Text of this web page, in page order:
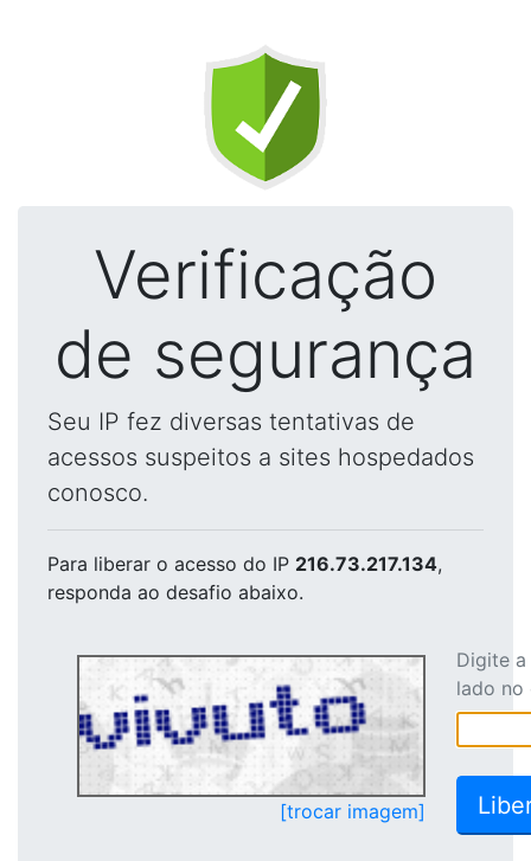
Verificação
de segurança
Seu IP fez diversas tentativas de
acessos suspeitos a sites hospedados
conosco.
Para liberar o acesso do IP 216.73.217.134,
responda ao desafio abaixo.
[trocar imagem]
Digite
lado no